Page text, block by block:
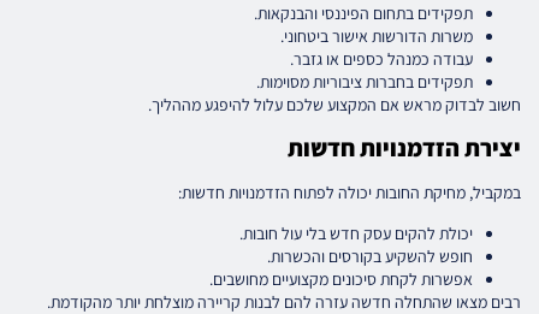
תפקידים בתחום הפיננסי והבנקאות.
משרות הדורשות אישור ביטחוני.
עבודה כמנהל כספים או גזבר.
תפקידים בחברות ציבוריות מסוימות.
חשוב לבדוק מראש אם המקצוע שלכם עלול להיפגע מההליך.
יצירת הזדמנויות חדשות
במקביל, מחיקת החובות יכולה לפתוח הזדמנויות חדשות:
יכולת להקים עסק חדש בלי עול חובות.
חופש להשקיע בקורסים והכשרות.
אפשרות לקחת סיכונים מקצועיים מחושבים.
רבים מצאו שהתחלה חדשה עזרה להם לבנות קריירה מוצלחת יותר מהקודמת.